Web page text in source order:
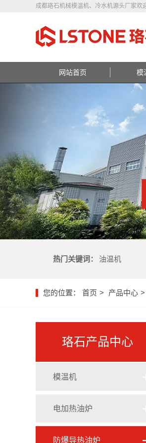
成都珞石机械模温机、冷水机源头厂家欢
网站首页 模
热门关键词： 油温机
您的位置： 首页 产品中心
珞石产品中心
模温机
油式模温机
水式模温机
电加热油炉
电加热导热油炉
防爆导热油炉